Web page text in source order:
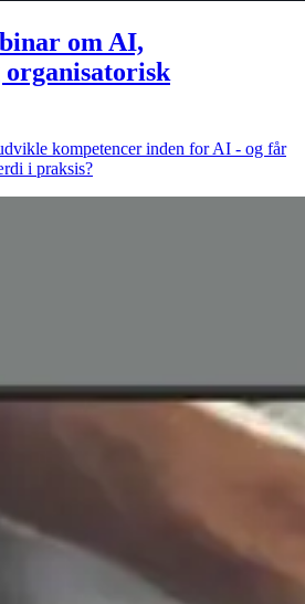
om AI,
organisatorisk
kompetencer inden for AI - og får
i praksis?